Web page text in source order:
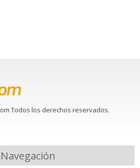
Todos los derechos reservados.
Navegación